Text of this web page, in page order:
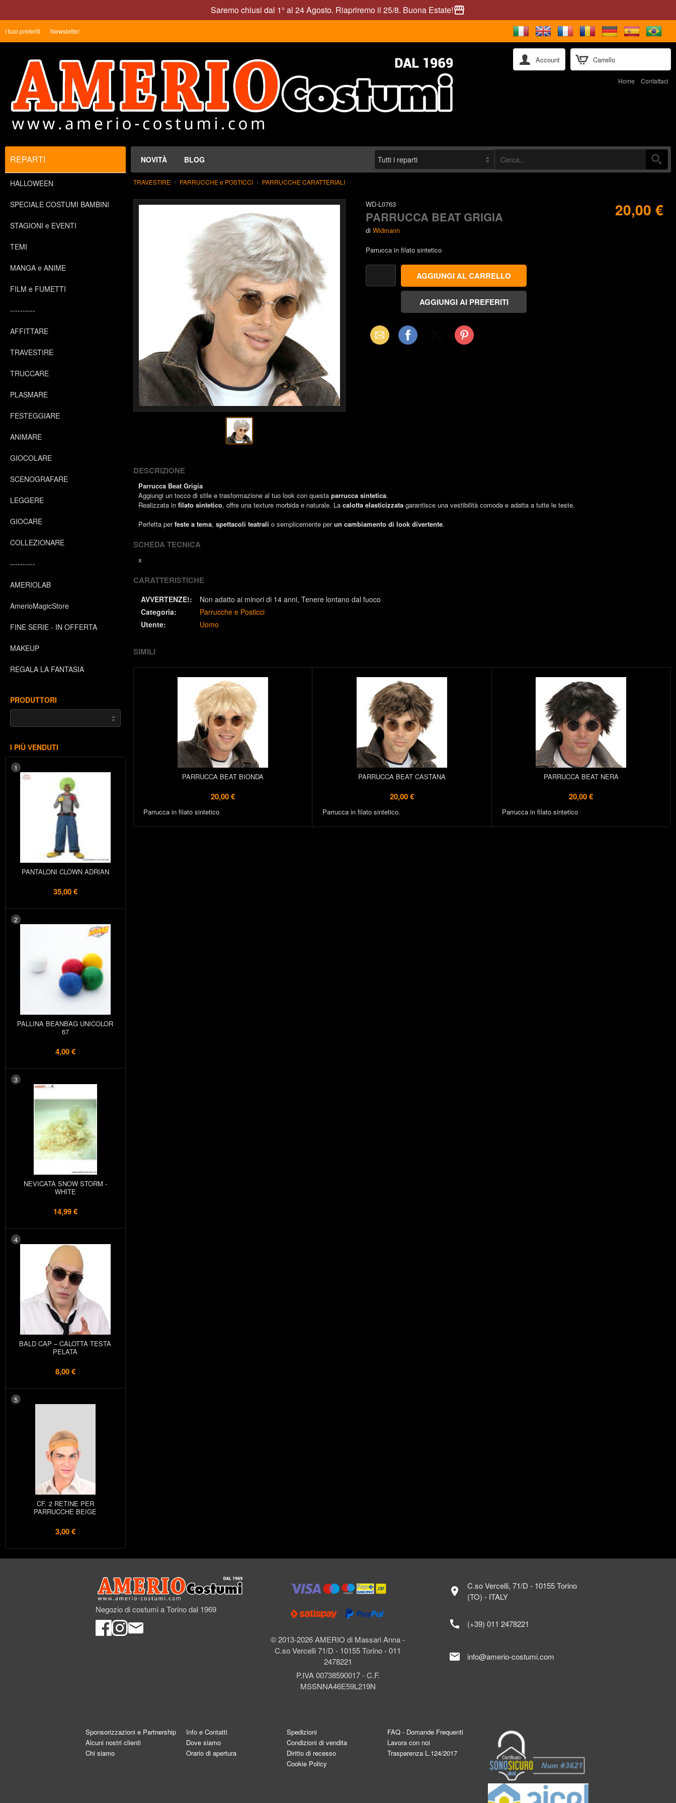
Saremo chiusi dal 1° al 24 Agosto. Riapriremo il 25/8. Buona Estate!storefront
Carrello
I tuoi preferiti Newsletter
Account
Home Contattaci
NOVITÀ BLOG
REPARTI
HALLOWEEN
SPECIALE COSTUMI BAMBINI
STAGIONI e EVENTI
TEMI
MANGA e ANIME
FILM e FUMETTI
----------
AFFITTARE
TRAVESTIRE
TRUCCARE
PLASMARE
FESTEGGIARE
ANIMARE
GIOCOLARE
SCENOGRAFARE
LEGGERE
GIOCARE
COLLEZIONARE
----------
AMERIOLAB
AmerioMagicStore
FINE SERIE - IN OFFERTA
MAKEUP
REGALA LA FANTASIA
PRODUTTORI
I PIÙ VENDUTI
1
PANTALONI CLOWN ADRIAN
35,00 €
2
PALLINA BEANBAG UNICOLOR
67
4,00 €
3
NEVICATA SNOW STORM -
WHITE
14,99 €
4
BALD CAP – CALOTTA TESTA
PELATA
8,00 €
5
CF. 2 RETINE PER
PARRUCCHE BEIGE
3,00 €
TRAVESTIRE PARRUCCHE e POSTICCI PARRUCCHE CARATTERIALI
WD-L0763
PARRUCCA BEAT GRIGIA
di Widmann
Parrucca in filato sintetico
20,00 €
Email Facebook Pinterest
DESCRIZIONE
Parrucca Beat Grigia
Aggiungi un tocco di stile e trasformazione al tuo look con questa parrucca sintetica.
Realizzata in filato sintetico, offre una texture morbida e naturale. La calotta elasticizzata garantisce una vestibilità comoda e adatta a tutte le teste.
Perfetta perfeste a tema, spettacoli teatrali o semplicemente perun cambiamento di look divertente.
SCHEDA TECNICA
x
CARATTERISTICHE
AVVERTENZE!: Non adatto ai minori di 14 anni Tenere lontano dal fuoco
Categoria:
Parrucche e Posticci
Utente:
Uomo
SIMILI
PARRUCCA BEAT BIONDA
20,00 €
Parrucca in filato sintetico
PARRUCCA BEAT CASTANA
20,00 €
Parrucca in filato sintetico.
PARRUCCA BEAT NERA
20,00 €
Parrucca in filato sintetico
Negozio di costumi a Torino dal 1969
© 2013-2026 AMERIO di Massari Anna -
C.so Vercelli 71/D - 10155 Torino - 011
2478221
P.IVA 00738590017 - C.F.
MSSNNA46E59L219N
location_on
C.so Vercelli, 71/D - 10155 Torino
(TO) - ITALY
call (+39) 011 2478221
mail info@amerio-costumi.com
Sponsorizzazioni e Partnership
Alcuni nostri clienti
Chi siamo
Info e Contatti
Dove siamo
Orario di apertura
Spedizioni
Condizioni di vendita
Diritto di recesso
Cookie Policy
FAQ - Domande Frequenti
Lavora con noi
Trasparenza L.124/2017